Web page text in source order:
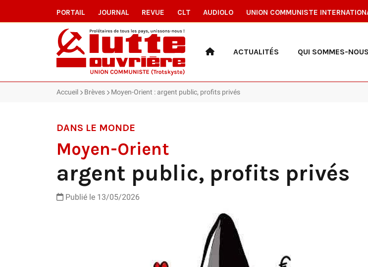
PORTAIL JOURNAL REVUE CLT AUDIOLO UNION COMMUNISTE
ACTUALITÉS QUI SOMMES-
Accueil Brèves Moyen-Orient : argent public, profits privés
DANS LE MONDE
Moyen-Orient
argent public, profits privés
Publié le 13/05/2026